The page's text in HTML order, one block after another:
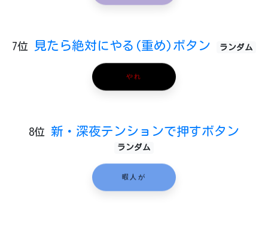
7位 見たら絶対にやる(重め)ボタン ランダム
やれ
8位 新・深夜テンションで押すボタン
ランダム
暇人が